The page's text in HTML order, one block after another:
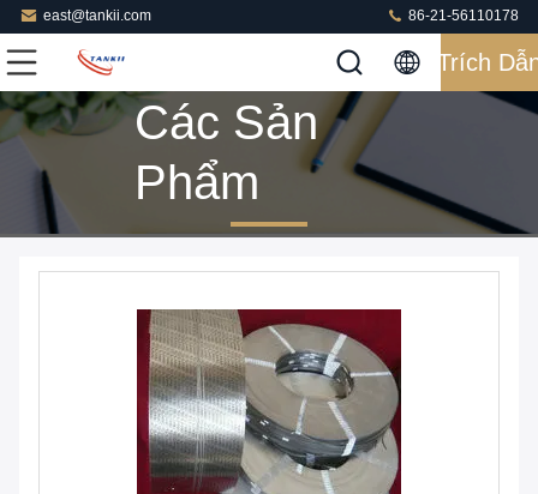
east@tankii.com 86-21-56110178
Trích
Các Sản
Phẩm